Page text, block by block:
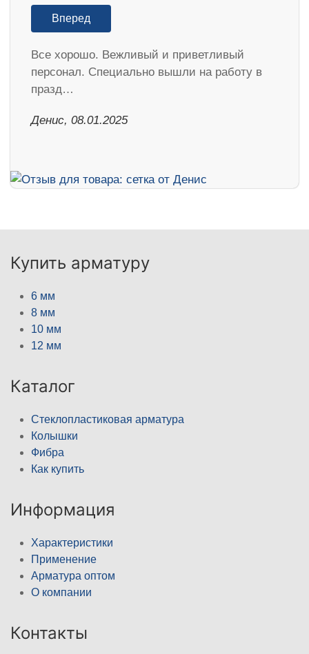
Вперед
Все хорошо. Вежливый и приветливый
персонал. Специально вышли на работу в
празд…
Денис, 08.01.2025
Купить арматуру
6 мм
8 мм
10 мм
12 мм
Каталог
Стеклопластиковая арматура
Колышки
Фибра
Как купить
Информация
Характеристики
Применение
Арматура оптом
О компании
Контакты